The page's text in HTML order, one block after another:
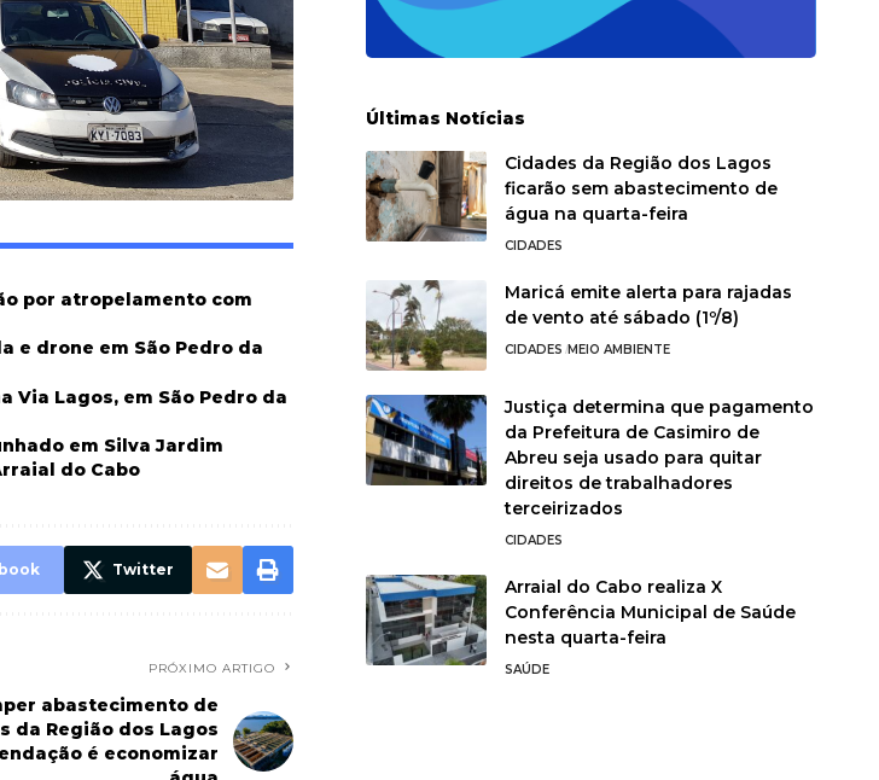
por atropelamento com
e drone em São Pedro da
Lagos, em São Pedro da
em Silva Jardim
do Cabo
Twitter
PRÓXIMO ARTIGO
abastecimento de
da Região dos Lagos
é economizar
Últimas Notícias
Cidades da Região dos Lagos
ficarão sem abastecimento de
água na quarta-feira
CIDADES
Maricá emite alerta para rajadas
de vento até sábado (1º/8)
CIDADES MEIO AMBIENTE
Justiça determina que pagamento
da Prefeitura de Casimiro de
Abreu seja usado para quitar
direitos de trabalhadores
terceirizados
CIDADES
Arraial do Cabo realiza X
Conferência Municipal de Saúde
nesta quarta-feira
SAÚDE